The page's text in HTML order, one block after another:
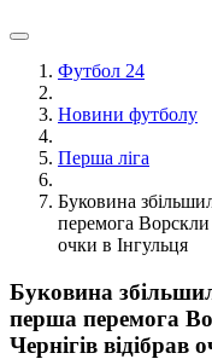
Футбол 24
Новини футболу
Перша ліга
Буковина
перемога Ворскли
очки в Інгульця
Буковина
перша перемога
Чернігів відібрав